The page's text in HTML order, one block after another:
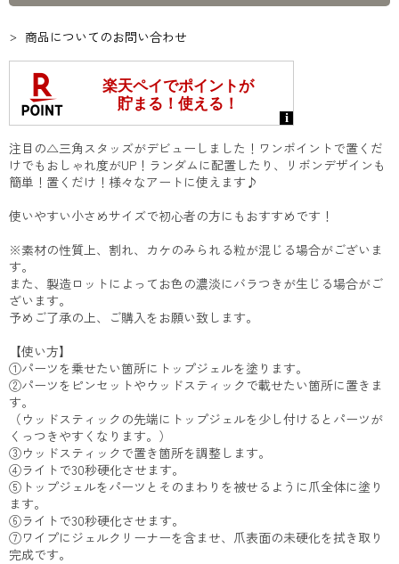
商品についてのお問い合わせ
注目の△三角スタッズがデビューしました！ワンポイントで置くだ
けでもおしゃれ度がUP！ランダムに配置したり、リボンデザインも
簡単！置くだけ！様々なアートに使えます♪
使いやすい小さめサイズで初心者の方にもおすすめです！
※素材の性質上、割れ、カケのみられる粒が混じる場合がございま
す。
また、製造ロットによってお色の濃淡にバラつきが生じる場合がご
ざいます。
予めご了承の上、ご購入をお願い致します。
【使い方】
①パーツを乗せたい箇所にトップジェルを塗ります。
②パーツをピンセットやウッドスティックで載せたい箇所に置きま
す。
（ウッドスティックの先端にトップジェルを少し付けるとパーツが
くっつきやすくなります。）
③ウッドスティックで置き箇所を調整します。
④ライトで30秒硬化させます。
⑤トップジェルをパーツとそのまわりを被せるように爪全体に塗り
ます。
⑥ライトで30秒硬化させます。
⑦ワイプにジェルクリーナーを含ませ、爪表面の未硬化を拭き取り
完成です。